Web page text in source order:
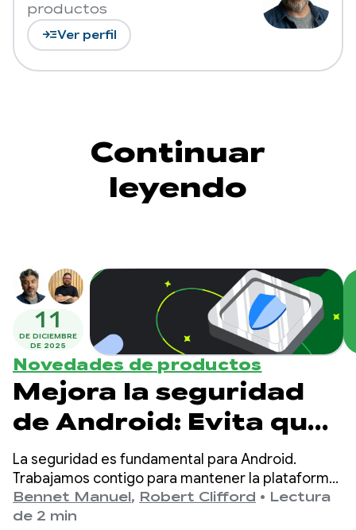
productos
read_moreVer perfil
Continuar
leyendo
11
DE DICIEMBRE
DE 2025
Novedades de productos
Mejora la seguridad
de Android: Evita que
el software malicioso
espíe los datos de tu
app
La seguridad es fundamental para Android.
Trabajamos contigo para mantener la plataforma
segura y proteger los datos de los usuarios
ofreciendo potentes herramientas y funciones de
Bennet Manuel, Robert Clifford • Lectura
de 2 min